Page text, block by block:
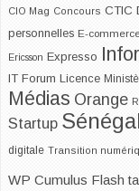
CIO Mag Concours CTIC
personnelles E-
Ericsson Expresso
IT Forum Licence
Médias Orange
Startup
digitale Transition
WP Cumulus Flash